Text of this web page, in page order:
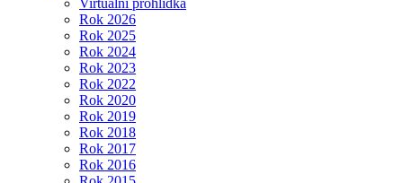
Virtuální prohlídka
Rok 2026
Rok 2025
Rok 2024
Rok 2023
Rok 2022
Rok 2020
Rok 2019
Rok 2018
Rok 2017
Rok 2016